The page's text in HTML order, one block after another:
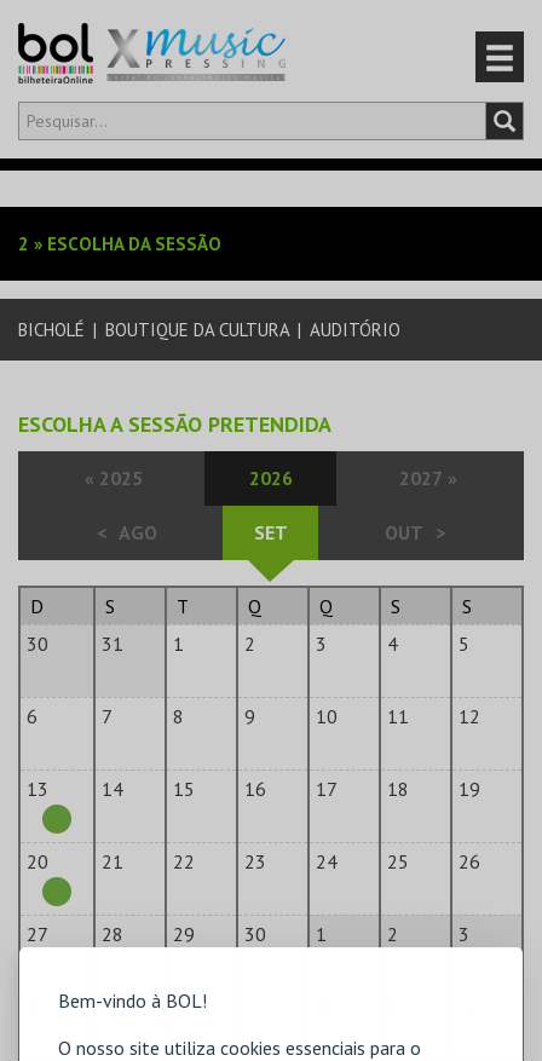
Bem-vindo à BOL!
O nosso site utiliza cookies essenciais para o
Olá,iniciar sessão
EVENTOS
CARTÕES
2 » ESCOLHA DA SESSÃO
BICHOLÉ | BOUTIQUE DA CULTURA | AUDITÓRIO
ESCOLHA A SESSÃO PRETENDIDA
« 2025 2026 2027 »
< AGO SET OUT >
D S T Q Q S
S
30
31 1 2 3 4 5
6 7 8 9 10 11 12
13 14 15 16 17 18 19
20 21 22 23 24 25 26
27 28 29 30 1 2 3
5 6